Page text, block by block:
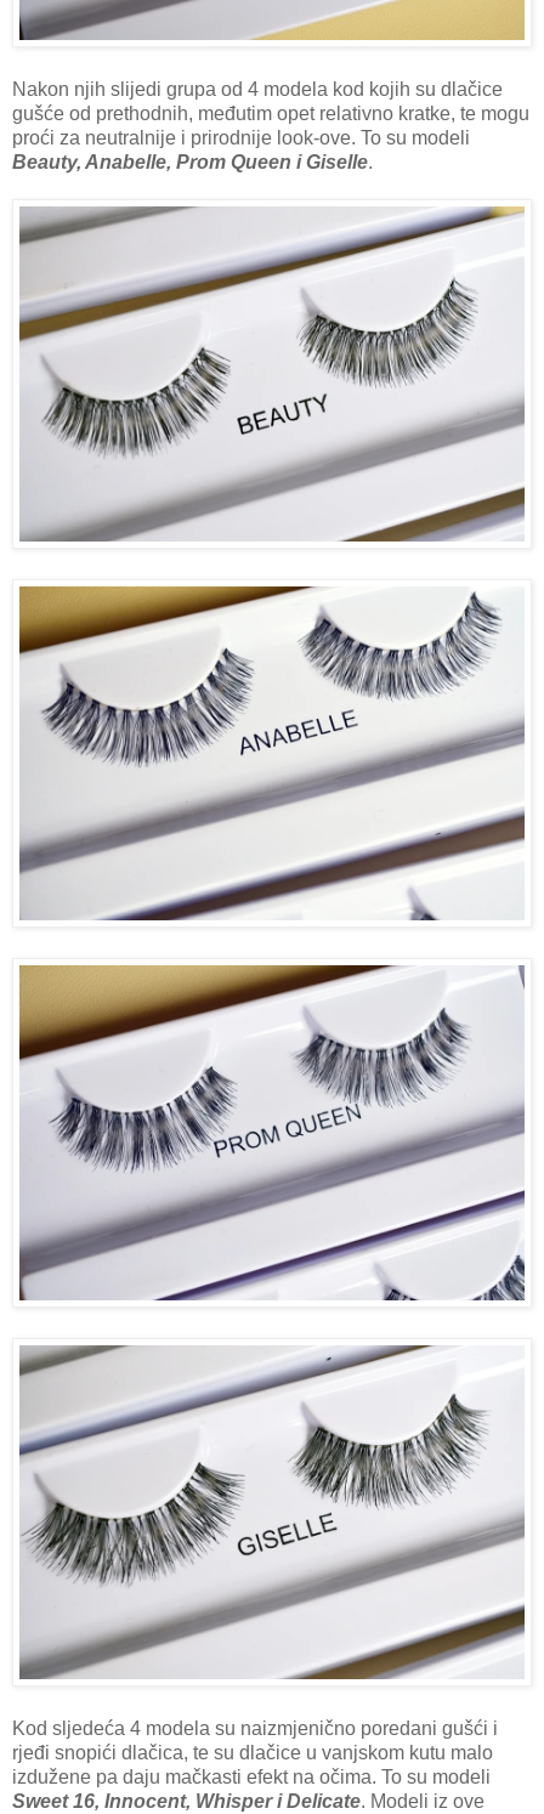
Nakon njih slijedi grupa od 4 modela kod kojih su dlačice
gušće od prethodnih, međutim opet relativno kratke, te mogu
proći za neutralnije i prirodnije look-ove. To su modeli
Beauty, Anabelle, Prom Queen i Giselle.
Kod sljedeća 4 modela su naizmjenično poredani gušći i
rjeđi snopići dlačica, te su dlačice u vanjskom kutu malo
izdužene pa daju mačkasti efekt na očima. To su modeli
Sweet 16, Innocent, Whisper i Delicate. Modeli iz ove